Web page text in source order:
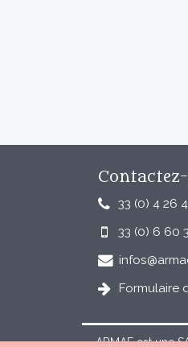
33 (0) 4 26
33 (0) 6 60
Formulaire
ARMAE est une